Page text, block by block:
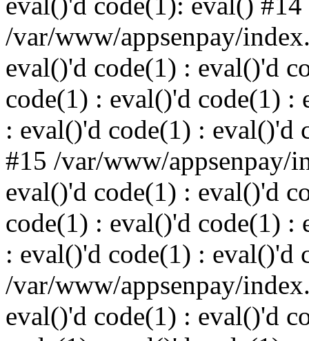
/var/www/appsenpay/
eval()'d code(1) : eval()'d
code(1) : eval()'d code(1) :
: eval()'d code(1) : eval()'d
#15 /var/www/appsenpay/
eval()'d code(1) : eval()'d
code(1) : eval()'d code(1) :
: eval()'d code(1) : eval()'d
/var/www/appsenpay/
eval()'d code(1) : eval()'d